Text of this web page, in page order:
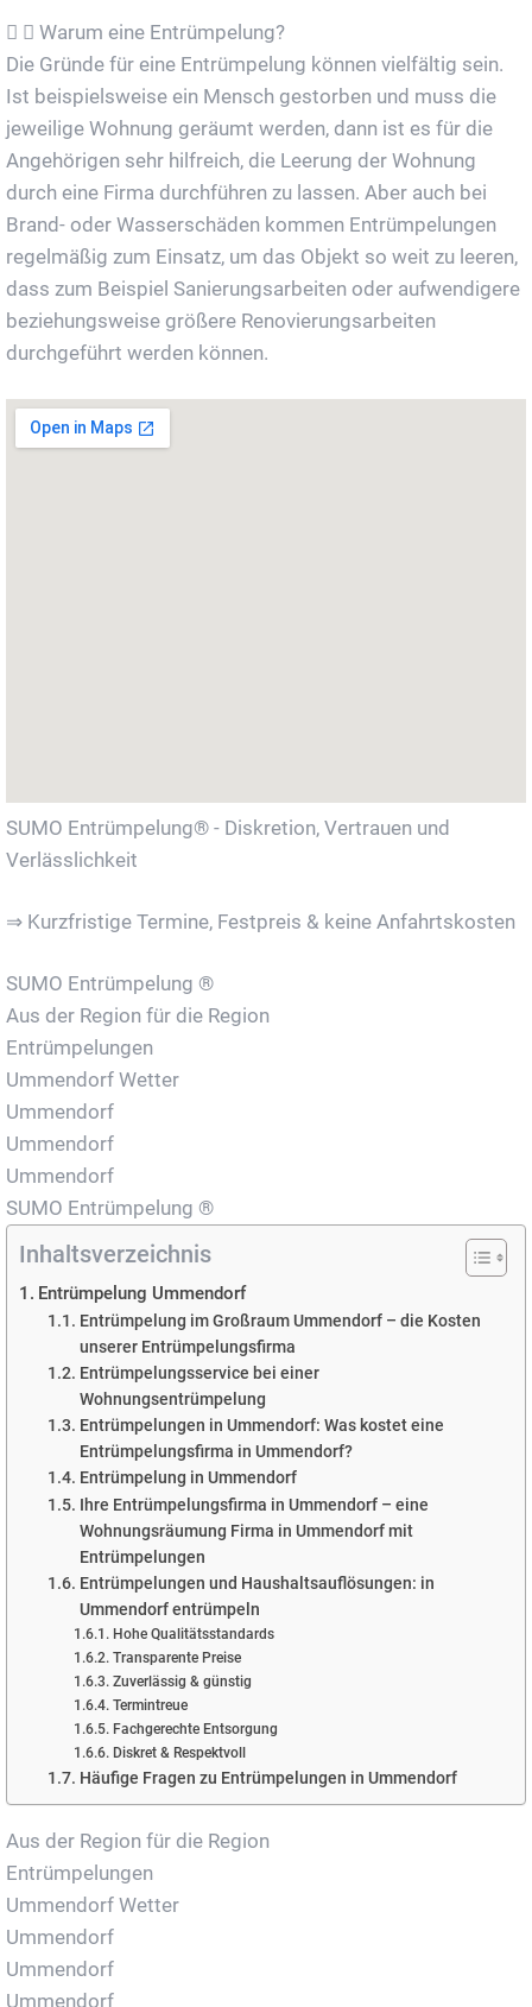
Warum eine Entrümpelung?
Die Gründe für eine Entrümpelung können vielfältig sein.
Ist beispielsweise ein Mensch gestorben und muss die
jeweilige Wohnung geräumt werden, dann ist es für die
Angehörigen sehr hilfreich, die Leerung der Wohnung
durch eine Firma durchführen zu lassen. Aber auch bei
Brand- oder Wasserschäden kommen Entrümpelungen
regelmäßig zum Einsatz, um das Objekt so weit zu leeren,
dass zum Beispiel Sanierungsarbeiten oder aufwendigere
beziehungsweise größere Renovierungsarbeiten
durchgeführt werden können.
SUMO Entrümpelung® - Diskretion, Vertrauen und
Verlässlichkeit
⇒ Kurzfristige Termine, Festpreis & keine Anfahrtskosten
SUMO Entrümpelung ®
Aus der Region für die Region
Entrümpelungen
Ummendorf Wetter
Ummendorf
Ummendorf
Ummendorf
SUMO Entrümpelung ®
Inhaltsverzeichnis
Entrümpelung Ummendorf
Entrümpelung im Großraum Ummendorf – die Kosten
unserer Entrümpelungsfirma
Entrümpelungsservice bei einer
Wohnungsentrümpelung
Entrümpelungen in Ummendorf: Was kostet eine
Entrümpelungsfirma in Ummendorf?
Entrümpelung in Ummendorf
Ihre Entrümpelungsfirma in Ummendorf – eine
Wohnungsräumung Firma in Ummendorf mit
Entrümpelungen
Entrümpelungen und Haushaltsauflösungen: in
Ummendorf entrümpeln
Hohe Qualitätsstandards
Transparente Preise
Zuverlässig & günstig
Termintreue
Fachgerechte Entsorgung
Diskret & Respektvoll
Häufige Fragen zu Entrümpelungen in Ummendorf
Aus der Region für die Region
Entrümpelungen
Ummendorf Wetter
Ummendorf
Ummendorf
Ummendorf